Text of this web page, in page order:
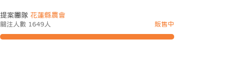
提案團隊 花蓮縣農會
關注人數 1649人 販售中